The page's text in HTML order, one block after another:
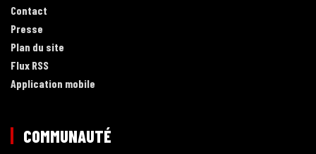
Contact
Presse
Plan du site
Flux RSS
Application mobile
COMMUNAUTÉ